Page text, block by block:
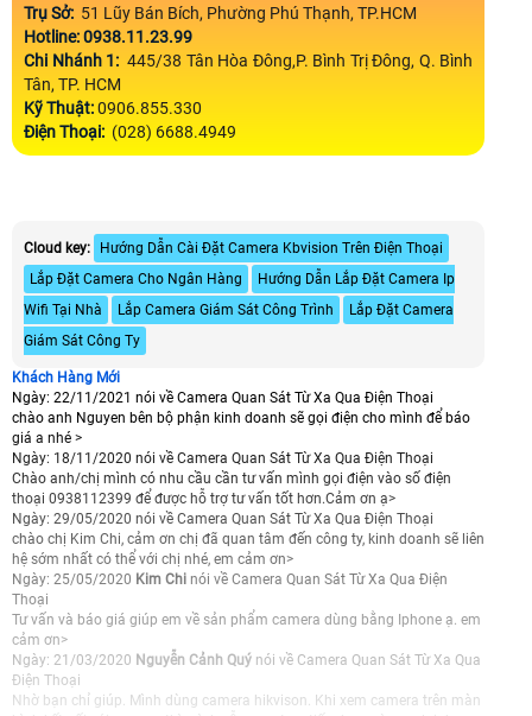
Trụ Sở: 51 Lũy Bán Bích, Phường Phú Thạnh, TP.HCM
Hotline: 0938.11.23.99
Chi Nhánh 1: 445/38 Tân Hòa Đông,P. Bình Trị Đông, Q. Bình
Tân, TP. HCM
Kỹ Thuật:0906.855.330
Điện Thoại: (028) 6688.4949
Cloud key:
Hướng Dẫn Cài Đặt Camera Kbvision Trên Điện Thoại
Lắp Đặt Camera Cho Ngân Hàng
Hướng Dẫn Lắp Đặt Camera Ip
Wifi Tại Nhà
Lắp Camera Giám Sát Công Trình
Lắp Đặt Camera
Giám Sát Công Ty
Khách Hàng Mới
Ngày: 22/11/2021 nói về Camera Quan Sát Từ Xa Qua Điện Thoại
chào anh Nguyen bên bộ phận kinh doanh sẽ gọi điện cho mình để báo
giá a nhé >
Ngày: 18/11/2020 nói về Camera Quan Sát Từ Xa Qua Điện Thoại
Chào anh/chị mình có nhu cầu cần tư vấn mình gọi điện vào số điện
thoại 0938112399 để được hỗ trợ tư vấn tốt hơn.Cảm ơn ạ>
Ngày: 29/05/2020 nói về Camera Quan Sát Từ Xa Qua Điện Thoại
chào chị Kim Chi, cảm ơn chị đã quan tâm đến công ty, kinh doanh sẽ liên
hệ sớm nhất có thể với chị nhé, em cảm ơn>
Ngày: 25/05/2020 Kim Chi nói về Camera Quan Sát Từ Xa Qua Điện
Thoại
Tư vấn và báo giá giúp em về sản phẩm camera dùng bằng Iphone ạ. em
cảm ơn>
Ngày: 21/03/2020 Nguyễn Cảnh Quý nói về Camera Quan Sát Từ Xa Qua
Điện Thoại
Nhờ bạn chỉ giúp. Mình dùng camera hikvison. Khi xem camera trên màn